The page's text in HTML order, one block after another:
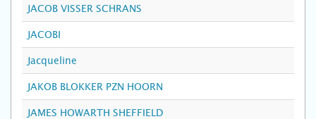
JACOB VISSER SCHRANS
JACOBI
Jacqueline
JAKOB BLOKKER PZN HOORN
JAMES HOWARTH SHEFFIELD